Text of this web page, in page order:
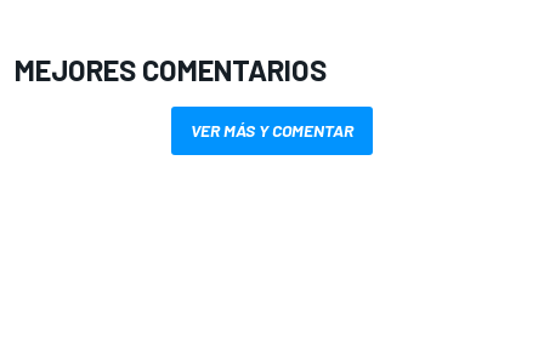
MEJORES COMENTARIOS
VER MÁS Y COMENTAR